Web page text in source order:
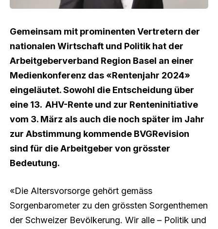
Gemeinsam mit prominenten Vertretern der
nationalen Wirtschaft und Politik hat der
Arbeitgeberverband Region Basel an einer
Medienkonferenz das «Rentenjahr 2024»
eingeläutet. Sowohl die Entscheidung über
eine 13. AHV-Rente und zur Renteninitiative
vom 3. März als auch die noch später im Jahr
zur Abstimmung kommende BVGRevision
sind für die Arbeitgeber von grösster
Bedeutung.
«Die Altersvorsorge gehört gemäss
Sorgenbarometer zu den grössten Sorgenthemen
der Schweizer Bevölkerung. Wir alle – Politik und